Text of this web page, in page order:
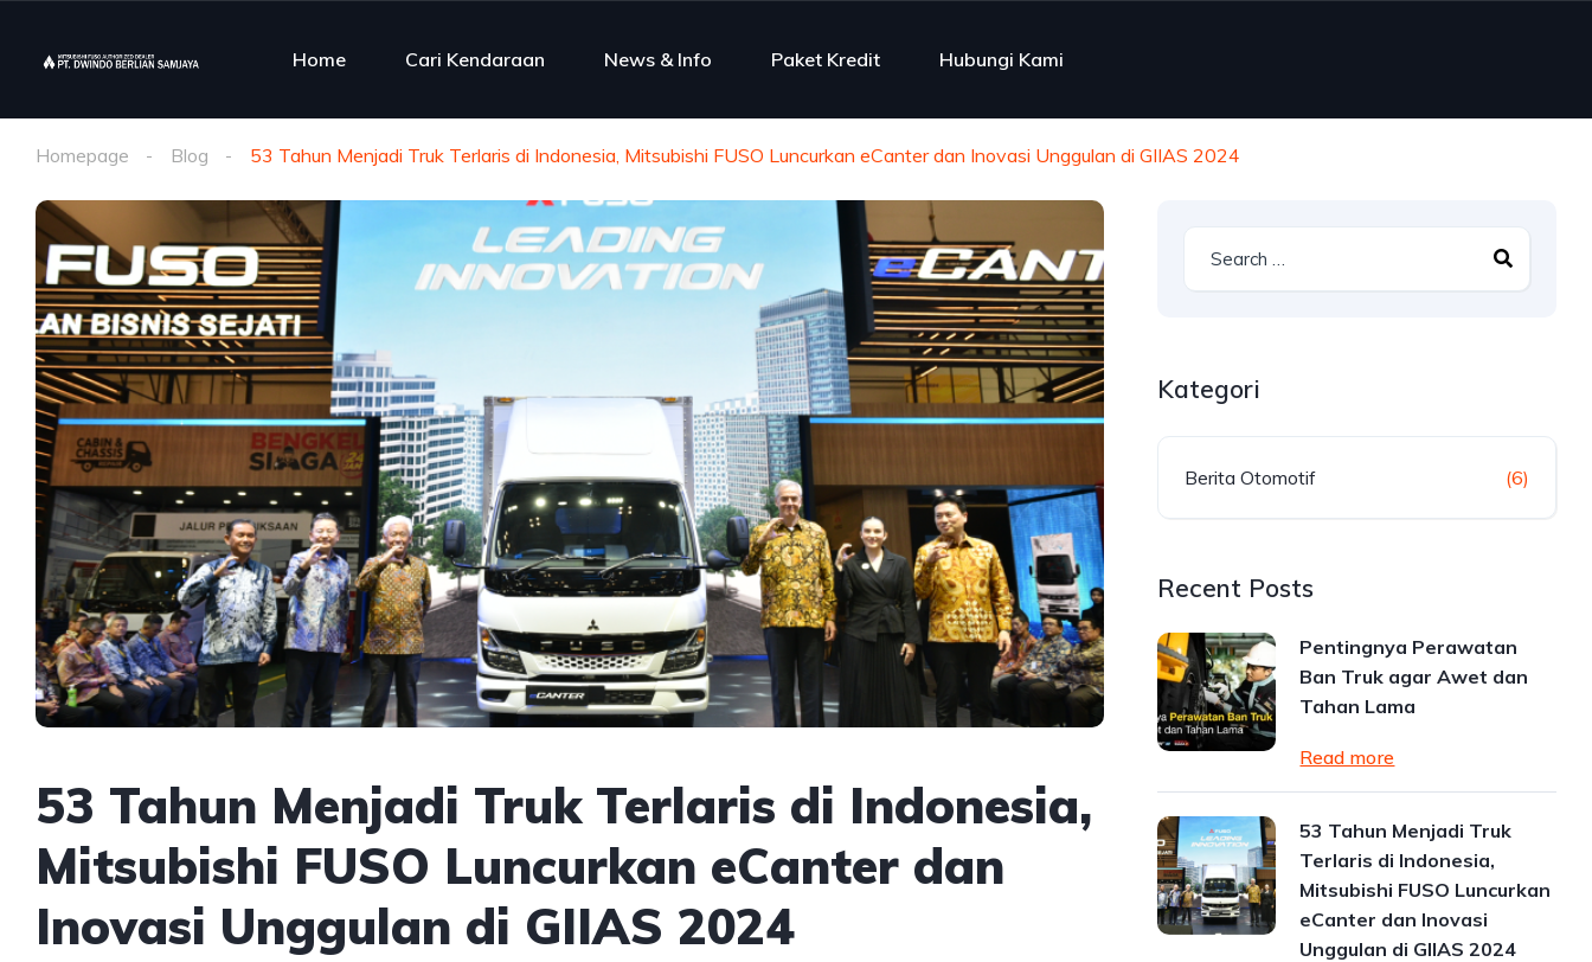
Home Cari Kendaraan News & Info Paket Kredit Hubungi Kami
Homepage Blog 53 Tahun Menjadi Truk Terlaris di Indonesia, Mitsubishi FUSO Luncurkan eCanter dan Inovasi Unggulan di GIIAS 2024
53 Tahun Menjadi Truk Terlaris di Indonesia,
Mitsubishi FUSO Luncurkan eCanter dan
Inovasi Unggulan di GIIAS 2024
Kategori
Berita Otomotif (6)
Recent Posts
Pentingnya Perawatan
Ban Truk agar Awet dan
Tahan Lama
Read more
53 Tahun Menjadi Truk
Terlaris di Indonesia,
Mitsubishi FUSO Luncurkan
eCanter dan Inovasi
Unggulan di GIIAS 2024